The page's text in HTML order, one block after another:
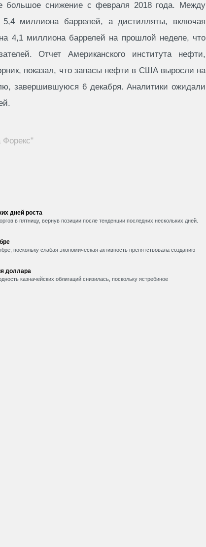
большое снижение с февраля 2018 года. Между
миллиона баррелей, а дистилляты, включая
4,1 миллиона баррелей на прошлой неделе, что
Отчет Американского института нефти,
показал, что запасы нефти в США выросли на
завершившуюся 6 декабря. Аналитики ожидали
Форекс"
дней роста
в пятницу, вернув позиции после тенденции последних нескольких дней.
поскольку слабая экономическая активность препятствовала созданию
доллара
казначейских облигаций снизилась, поскольку ястребиное